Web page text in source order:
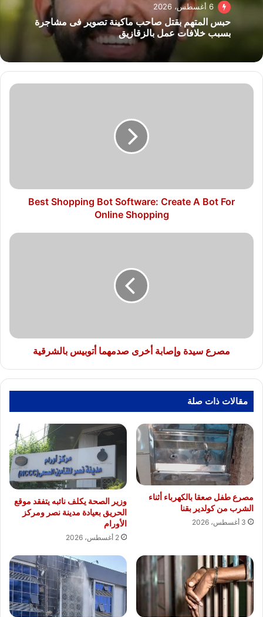
6 أغسطس، 2026
حبس المتهم بقتل صاحب ماكينة تصوير فى مشاجرة
بسبب خلافات عمل بالزقازيق
Best
Online
Shopping
Best Shopping Bot Software: Create A Bot For
Online Shopping
مصرع
مصرع سيدة وإصابة أخرى صدمهما أتوبيس بالشرقية
مقالات ذات صلة
مصرع طفل صعقا بالكهرباء أثناء
الشرب من كولدير بقنا
3 أغسطس، 2026
وزير الصحة يكلف نائبه يتفقد موقع
الحريق بعيادة مدينة نصر ومركز
الأورام
2 أغسطس، 2026